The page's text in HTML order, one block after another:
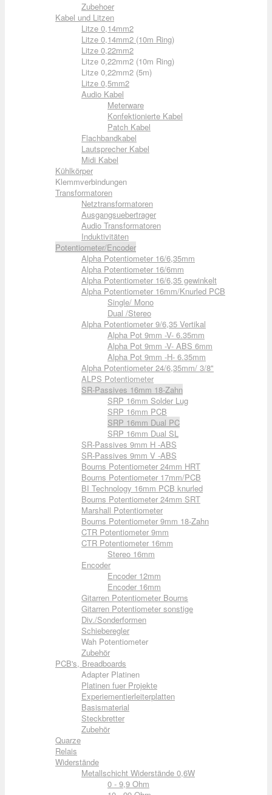
Zubehoer
Kabel und Litzen
Litze 0,14mm2
Litze 0,14mm2 (10m Ring)
Litze 0,22mm2
Litze 0,22mm2 (10m Ring)
Litze 0,22mm2 (5m)
Litze 0,5mm2
Audio Kabel
Meterware
Konfektionierte Kabel
Patch Kabel
Flachbandkabel
Lautsprecher Kabel
Midi Kabel
Kühlkörper
Klemmverbindungen
Transformatoren
Netztransformatoren
Ausgangsuebertrager
Audio Transformatoren
Induktivitäten
Potentiometer/Encoder
Alpha Potentiometer 16/6,35mm
Alpha Potentiometer 16/6mm
Alpha Potentiometer 16/6,35 gewinkelt
Alpha Potentiometer 16mm/Knurled PCB
Single/ Mono
Dual /Stereo
Alpha Potentiometer 9/6,35 Vertikal
Alpha Pot 9mm -V- 6.35mm
Alpha Pot 9mm -V- ABS 6mm
Alpha Pot 9mm -H- 6.35mm
Alpha Potentiometer 24/6,35mm/ 3/8"
ALPS Potentiometer
SR-Passives 16mm 18-Zahn
SRP 16mm Solder Lug
SRP 16mm PCB
SRP 16mm Dual PC
SRP 16mm Dual SL
SR-Passives 9mm H -ABS
SR-Passives 9mm V -ABS
Bourns Potentiometer 24mm HRT
Bourns Potentiometer 17mm/PCB
BI Technology 16mm PCB knurled
Bourns Potentiometer 24mm SRT
Marshall Potentiometer
Bourns Potentiometer 9mm 18-Zahn
CTR Potentiometer 9mm
CTR Potentiometer 16mm
Stereo 16mm
Encoder
Encoder 12mm
Encoder 16mm
Gitarren Potentiometer Bourns
Gitarren Potentiometer sonstige
Div./Sonderformen
Schieberegler
Wah Potentiometer
Zubehör
PCB's, Breadboards
Adapter Platinen
Platinen fuer Projekte
Experiementierleiterplatten
Basismaterial
Steckbretter
Zubehör
Quarze
Relais
Widerstände
Metallschicht Widerstände 0,6W
0 - 9,9 Ohm